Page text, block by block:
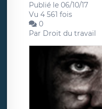
Publié le 06/10/17
Vu 4 561 fois
0
Par Droit du travail